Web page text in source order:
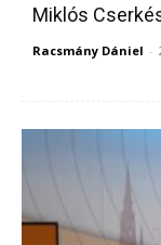
Miklós
Racsmány Dániel -